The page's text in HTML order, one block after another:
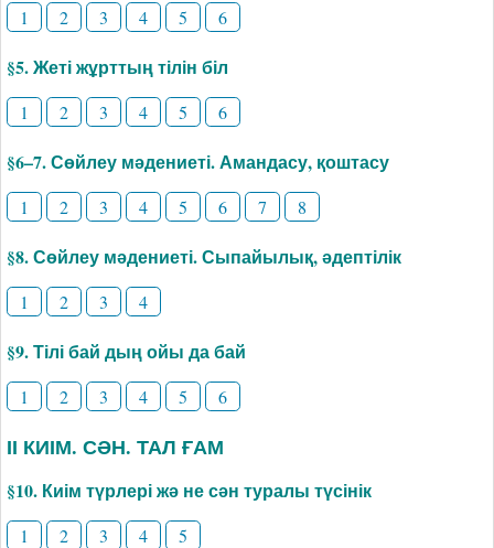
1 2 3 4 5 6
§5. Жеті жұрттың тілін біл
1 2 3 4 5 6
§6–7. Сөйлеу мәдениеті. Амандасу, қоштасу
1 2 3 4 5 6 7 8
§8. Сөйлеу мәдениеті. Сыпайылық, әдептілік
1 2 3 4
§9. Тілі бай дың ойы да бай
1 2 3 4 5 6
ІІ КИІМ. СӘН. ТАЛ ҒАМ
§10. Киім түрлері жә не сән туралы түсінік
1 2 3 4 5